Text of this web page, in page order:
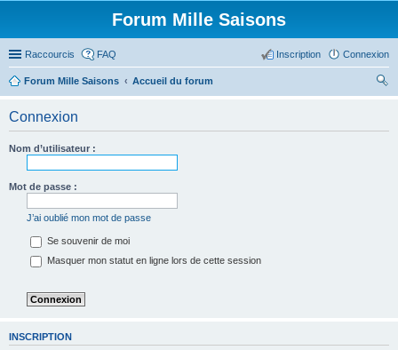
Forum Mille Saisons
Raccourcis FAQ Connexion
Inscription
Forum Mille Saisons
Accueil du forum
Connexion
Nom d’utilisateur :
Mot de passe :
J’ai oublié mon mot de passe
Se souvenir de moi
Masquer mon statut en ligne lors de cette session
INSCRIPTION